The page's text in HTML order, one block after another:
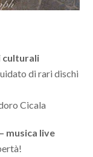
culturali
di rari dischi
Cicala
musica live